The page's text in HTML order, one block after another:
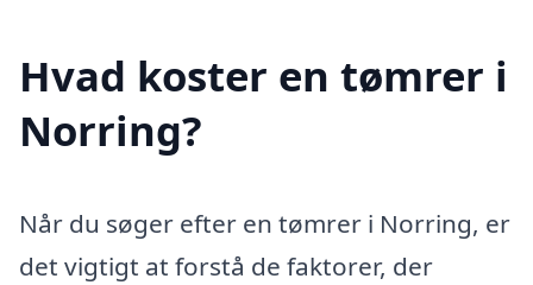
Hvad koster en tømrer i
Norring?
Når du søger efter en tømrer i Norring, er
det vigtigt at forstå de faktorer, der